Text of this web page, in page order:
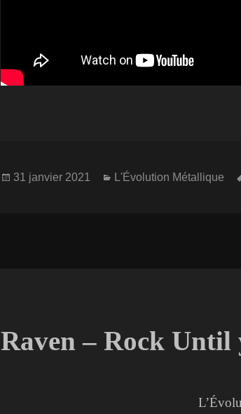
Publié
31 janvier 2021 Catégories
L'Évolution Métallique
Raven – Rock Until